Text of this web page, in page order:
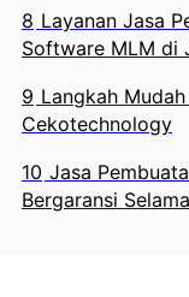
8 Layanan Jasa
Software MLM di
9 Langkah
Cekotechnology
10 Jasa
Bergaransi